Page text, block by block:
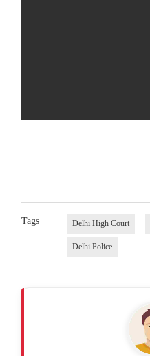
Tags Delhi High Court
Delhi Police